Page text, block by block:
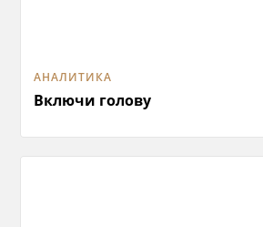
АНАЛИТИКА
Включи голову